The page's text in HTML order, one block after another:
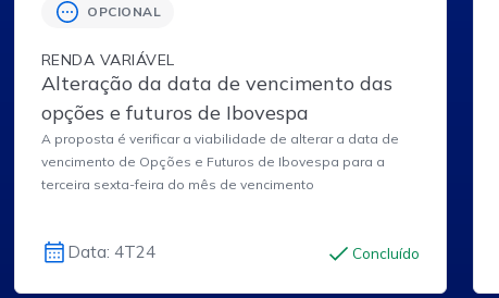
OPCIONAL
RENDA VARIÁVEL
Alteração da data de vencimento das
opções e futuros de Ibovespa
A proposta é verificar a viabilidade de alterar a data de
vencimento de Opções e Futuros de Ibovespa para a
terceira sexta-feira do mês de vencimento
Data: 4T24 Concluído